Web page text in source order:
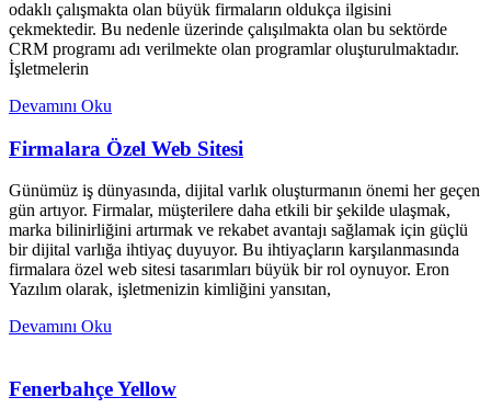
odaklı çalışmakta olan büyük firmaların oldukça ilgisini
çekmektedir. Bu nedenle üzerinde çalışılmakta olan bu sektörde
CRM programı adı verilmekte olan programlar oluşturulmaktadır.
İşletmelerin
Devamını Oku
Firmalara Özel Web Sitesi
Günümüz iş dünyasında, dijital varlık oluşturmanın önemi her geçen
gün artıyor. Firmalar, müşterilere daha etkili bir şekilde ulaşmak,
marka bilinirliğini artırmak ve rekabet avantajı sağlamak için güçlü
bir dijital varlığa ihtiyaç duyuyor. Bu ihtiyaçların karşılanmasında
firmalara özel web sitesi tasarımları büyük bir rol oynuyor. Eron
Yazılım olarak, işletmenizin kimliğini yansıtan,
Devamını Oku
Fenerbahçe Yellow